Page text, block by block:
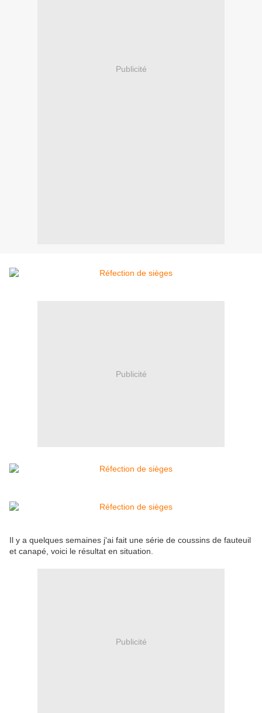
Publicité
Publicité
Il y a quelques semaines j'ai fait une série de coussins de fauteuil
et canapé, voici le résultat en situation.
Publicité